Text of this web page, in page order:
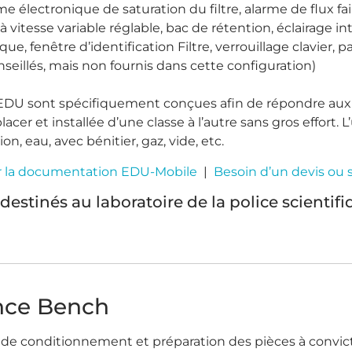
électronique de saturation du filtre, alarme de flux
vitesse variable réglable, bac de rétention, éclairage
fenêtre d’identification Filtre, verrouillage clavier,
mais non fournis dans cette configuration)
sont spécifiquement conçues afin de répondre
et installée d’une classe à l’autre sans gros effort.
eau, avec bénitier, gaz, vide, etc.
la documentation EDU-Mobile | Besoin d’un devis
au laboratoire de la police
Bench
de conditionnement et préparation des pièces à